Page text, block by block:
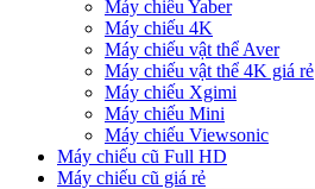
Máy chiếu Yaber
Máy chiếu 4K
Máy chiếu vật thể Aver
Máy chiếu vật thể 4K giá rẻ
Máy chiếu Xgimi
Máy chiếu Mini
Máy chiếu Viewsonic
Máy chiếu cũ Full HD
Máy chiếu cũ giá rẻ